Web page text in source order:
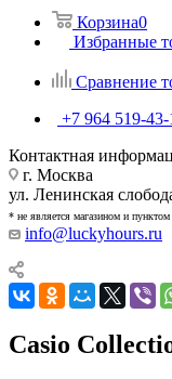
Корзина0
Избранные
Сравнение
+7 964 519-43-
Контактная
г. Москва
ул. Ленинская
* не является магазином и
info@luckyhours.ru
Casio